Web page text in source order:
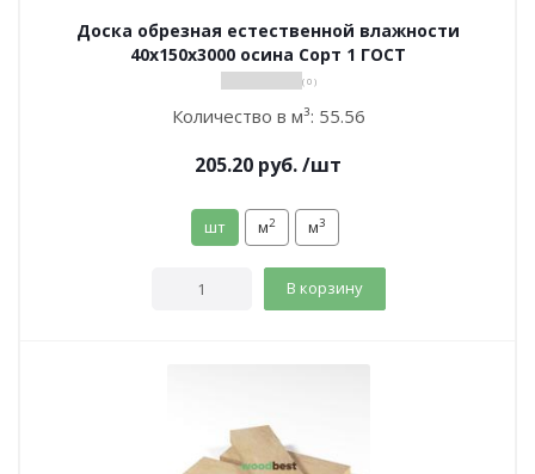
Доска обрезная естественной влажности
40х150х3000 осина Сорт 1 ГОСТ
( 0 )
Количество в м³: 55.56
205.20 руб./шт
шт м2 м3
В корзину